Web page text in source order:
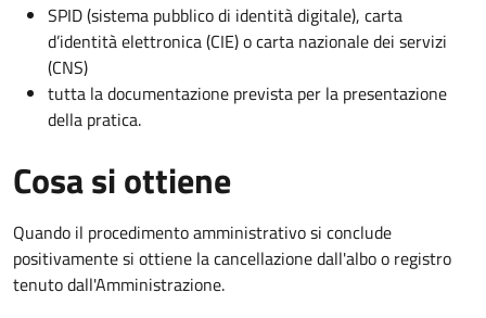
SPID (sistema pubblico di identità digitale), carta
d’identità elettronica (CIE) o carta nazionale dei servizi
(CNS)
tutta la documentazione prevista per la presentazione
della pratica.
Cosa si ottiene
Quando il procedimento amministrativo si conclude
positivamente si ottiene la cancellazione dall'albo o registro
tenuto dall'Amministrazione.